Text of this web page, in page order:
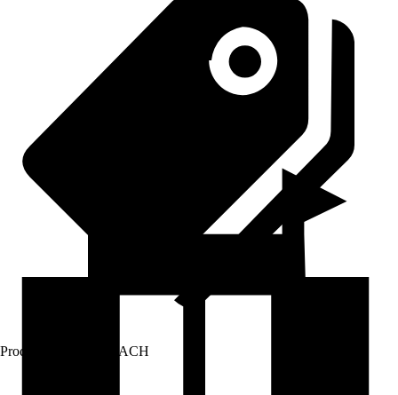
Prodej přes: HORNBACH